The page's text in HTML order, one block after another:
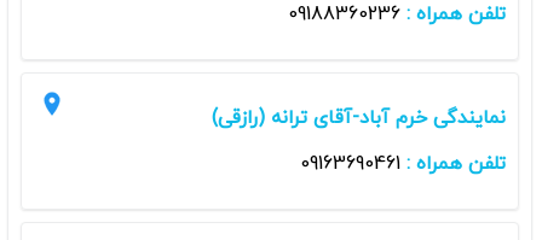
تلفن همراه :
نمایندگی خرم آباد-آقای ترانه (رازقی)
تلفن همراه :